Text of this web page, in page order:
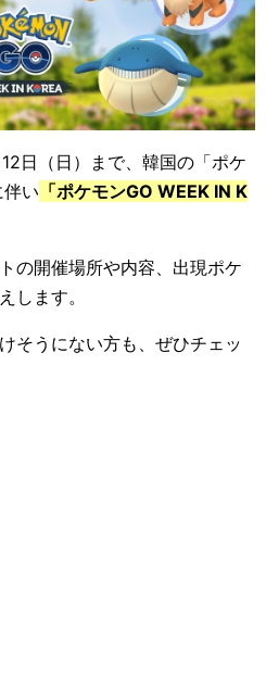
日（日）まで、韓国の「ポケ
い 「ポケモンGO WEEK IN K
の開催場所や内容、出現ポケ
します。
そうにない方も、ぜひチェッ